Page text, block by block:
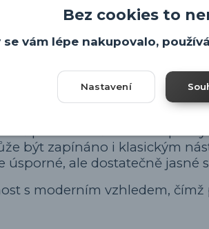
283270132 MATTIMO
svému jednoduchému, ale
hodí nad zrcadlo nebo
kompaktní rozměry,
přináší jemné světlo s
což zaručuje odolnost proti
přímo na těle svítidla
být zapínáno i klasickým
ale dostatečně jasné
s moderním vzhledem,
Bez cookies to
se vám lépe nakupovalo,
Nastavení